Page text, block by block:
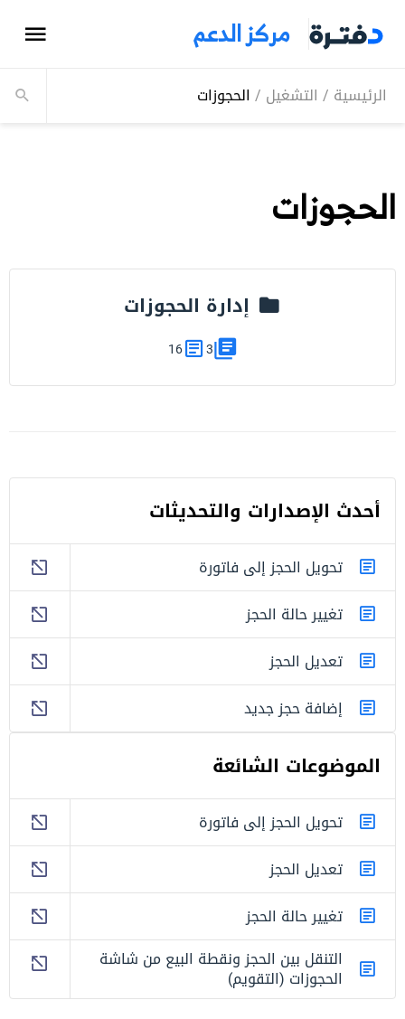
مركز الدعم
الرئيسية / التشغيل / الحجوزات
الحجوزات
إدارة الحجوزات
3
16
أحدث اﻹصدارات والتحديثات
تحويل الحجز إلى فاتورة
تغيير حالة الحجز
تعديل الحجز
إضافة حجز جديد
الموضوعات الشائعة
تحويل الحجز إلى فاتورة
تعديل الحجز
تغيير حالة الحجز
التنقل بين الحجز ونقطة البيع من شاشة
الحجوزات (التقويم)